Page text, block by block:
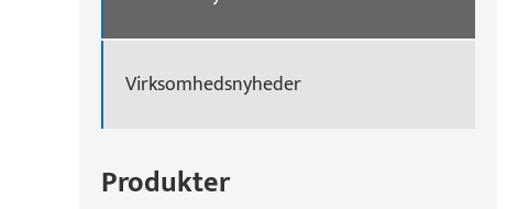
Virksomhedsnyheder
Produkter